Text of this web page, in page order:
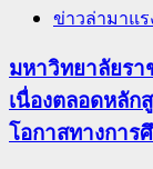
ข่าวล่ามาแร
มหาวิทยาลัยร
เนื่องตลอดหลัก
โอกาสทางการ